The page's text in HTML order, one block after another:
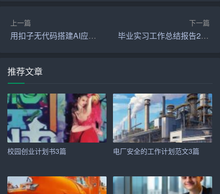
三、合理利用资源，构建良好人脉
等。
学校资源方面，可以利用学校的实验室、图书馆、创业孵
化基地等设施，降低创业成本；家庭资源方面，可以寻求
家人的理解和支持，必要时可以借助家庭资金缓解创业初
期的资金压力；社会资源方面，可以通过参加各类创业活
动、加入行业协会等方式，拓宽人脉，获取更多信息和资
构建良好的人脉网络对于创业成功同样至关重要。创业者
上一篇
用扣子无代码搭建AI应用，智能高效
下一篇
毕业实习工作总结报告2025
推荐文章
校园创业计划书3篇 电厂安全的工作计划范文3篇